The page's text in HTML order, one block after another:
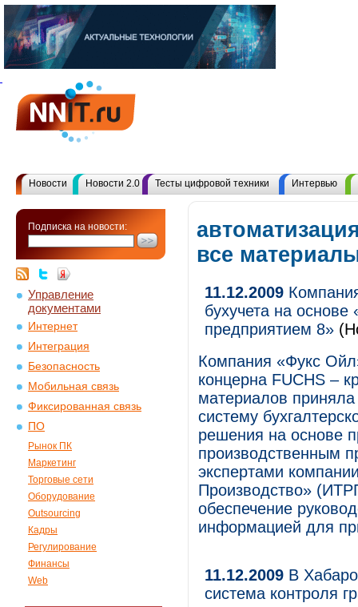
Новости Новости 2.0 Тесты цифровой техники Интервью
Подписка на новости:
Управление
документами
Интернет
Интеграция
Безопасность
Мобильная связь
Фиксированная связь
ПО
Рынок ПК
Маркетинг
Торговые сети
Оборудование
Outsourcing
Кадры
Регулирование
Финансы
Web
все
11.12.2009
бухучета на
предприятием 8»
Компания «Фукс
концерна FUCHS –
материалов
систему
решения на основе
производственным
экспертами
Производство»
обеспечение
информацией для
11.12.2009 В
система контроля